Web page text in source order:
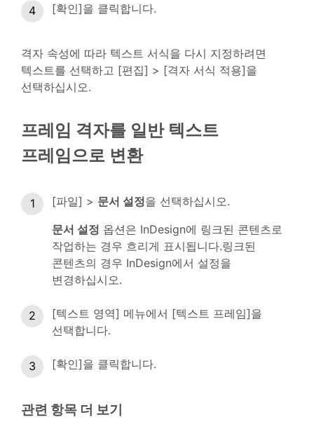
[확인]을 클릭합니다.
격자 속성에 따라 텍스트 서식을 다시 지정하려면
텍스트를 선택하고 [편집] > [격자 서식 적용]을
선택하십시오.
프레임 격자를 일반 텍스트
프레임으로 변환
[파일] > 문서 설정을 선택하십시오.
문서 설정 옵션은 InDesign에 링크된 콘텐츠로
작업하는 경우 흐리게 표시됩니다.링크된
콘텐츠의 경우 InDesign에서 설정을
변경하십시오.
[텍스트 영역] 메뉴에서 [텍스트 프레임]을
선택합니다.
[확인]을 클릭합니다.
관련 항목 더 보기